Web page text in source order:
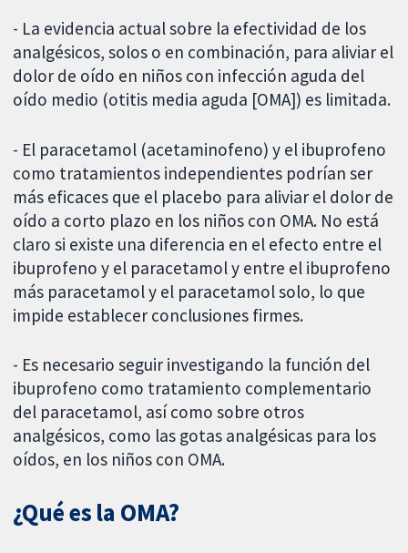
- La evidencia actual sobre la efectividad de los
analgésicos, solos o en combinación, para aliviar el
dolor de oído en niños con infección aguda del
oído medio (otitis media aguda [OMA]) es limitada.
- El paracetamol (acetaminofeno) y el ibuprofeno
como tratamientos independientes podrían ser
más eficaces que el placebo para aliviar el dolor de
oído a corto plazo en los niños con OMA. No está
claro si existe una diferencia en el efecto entre el
ibuprofeno y el paracetamol y entre el ibuprofeno
más paracetamol y el paracetamol solo, lo que
impide establecer conclusiones firmes.
- Es necesario seguir investigando la función del
ibuprofeno como tratamiento complementario
del paracetamol, así como sobre otros
analgésicos, como las gotas analgésicas para los
oídos, en los niños con OMA.
¿Qué es la OMA?